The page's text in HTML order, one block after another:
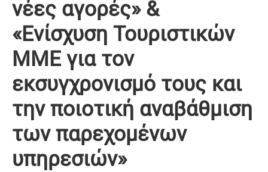
νέες αγορές» &
«Ενίσχυση Τουριστικών
ΜΜΕ για τον
εκσυγχρονισμό τους και
την ποιοτική αναβάθμιση
των παρεχομένων
υπηρεσιών»